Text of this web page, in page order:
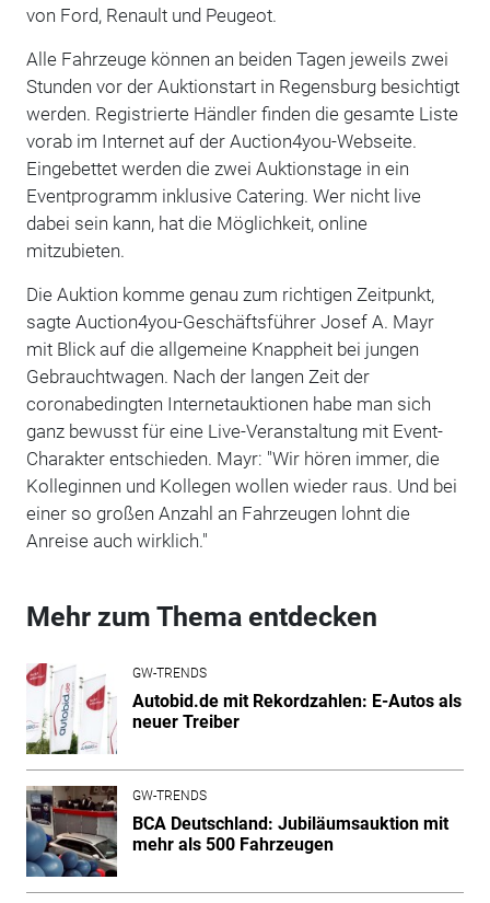
von Ford, Renault und Peugeot.
Alle Fahrzeuge können an beiden Tagen jeweils zwei
Stunden vor der Auktionstart in Regensburg besichtigt
werden. Registrierte Händler finden die gesamte Liste
vorab im Internet auf der Auction4you-Webseite.
Eingebettet werden die zwei Auktionstage in ein
Eventprogramm inklusive Catering. Wer nicht live
dabei sein kann, hat die Möglichkeit, online
mitzubieten.
Die Auktion komme genau zum richtigen Zeitpunkt,
sagte Auction4you-Geschäftsführer Josef A. Mayr
mit Blick auf die allgemeine Knappheit bei jungen
Gebrauchtwagen. Nach der langen Zeit der
coronabedingten Internetauktionen habe man sich
ganz bewusst für eine Live-Veranstaltung mit Event-
Charakter entschieden. Mayr: "Wir hören immer, die
Kolleginnen und Kollegen wollen wieder raus. Und bei
einer so großen Anzahl an Fahrzeugen lohnt die
Anreise auch wirklich."
Mehr zum Thema entdecken
GW-TRENDS
Autobid.de mit Rekordzahlen: E-Autos als
neuer Treiber
GW-TRENDS
BCA Deutschland: Jubiläumsauktion mit
mehr als 500 Fahrzeugen